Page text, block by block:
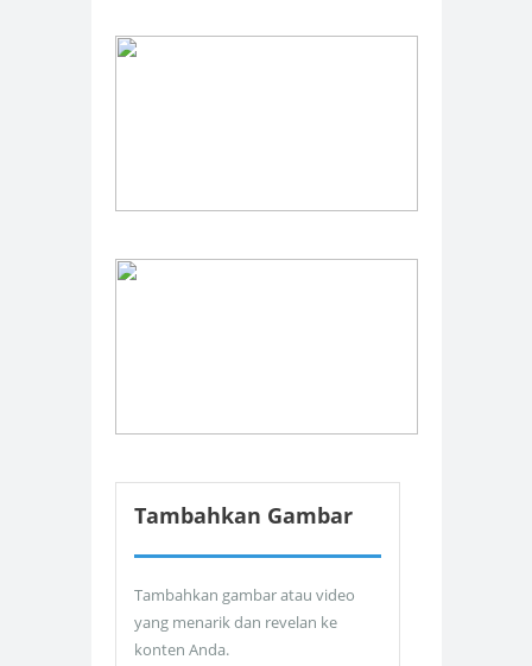
Tambahkan Gambar
Tambahkan gambar atau video
yang menarik dan revelan ke
konten Anda.